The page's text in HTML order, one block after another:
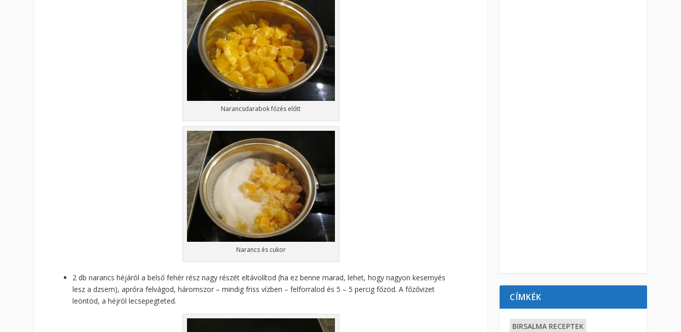
Narancsdarabok főzés előtt
Narancs és cukor
2 db narancs héjáról a belső fehér rész nagy részét eltávolítod (ha ez benne marad, lehet, hogy nagyon kesernyés
lesz a dzsem), apróra felvágod, háromszor – mindig friss vízben – felforralod és 5 – 5 percig főzöd. A főzővizet
leöntöd, a héjról lecsepegteted.
CÍMKÉK
BIRSALMA RECEPTEK